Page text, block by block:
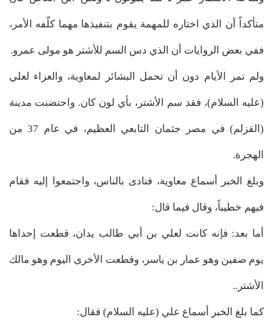
متأكداً أن الذي اختاره للمهمة يقوم بتنفيذها مهما كلّفه الأمر،
ففي بعض الروايات أن الذي دس السم للأشتر هو مولى عمرو.
ولم تمر الأيام دون أن تحمل البشائر لمعاوية، والعزاء لعلي
(عليه السلام)، فقد سم الأشتر، بأي لون كان. واحتضنت مدينة
(القزلم) في مصر جثمان التابعي العظيم، في عام 37 من
الهجرة.
وبلغ الخبر أسماع معاوية، فنادى بالناس، واجتمعوا إليه فقام
فيهم خطيباً، وقال فيما قال:
أما بعد: فإنه كانت لعلي بن أبي طالب يدان، قطعت إحداها
يوم صفين وهو عمار بن ياسر، وقطعت الأخرى اليوم وهو مالك
الأشتر..
كما بلغ الخبر أسماع علي (عليه السلام) فقال: